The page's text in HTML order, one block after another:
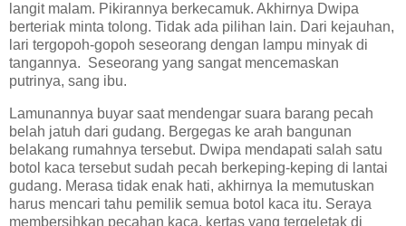
langit malam. Pikirannya berkecamuk. Akhirnya Dwipa
berteriak minta tolong. Tidak ada pilihan lain. Dari kejauhan,
lari tergopoh-gopoh seseorang dengan lampu minyak di
tangannya. Seseorang yang sangat mencemaskan
putrinya, sang ibu.
Lamunannya buyar saat mendengar suara barang pecah
belah jatuh dari gudang. Bergegas ke arah bangunan
belakang rumahnya tersebut. Dwipa mendapati salah satu
botol kaca tersebut sudah pecah berkeping-keping di lantai
gudang. Merasa tidak enak hati, akhirnya Ia memutuskan
harus mencari tahu pemilik semua botol kaca itu. Seraya
membersihkan pecahan kaca, kertas yang tergeletak di